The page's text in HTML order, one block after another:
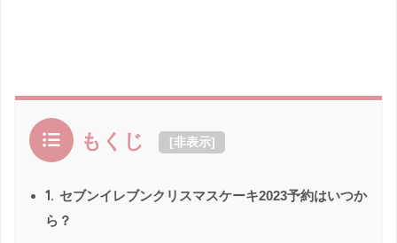
もくじ [非表示]
1. セブンイレブンクリスマスケーキ2023予約はいつか
ら？